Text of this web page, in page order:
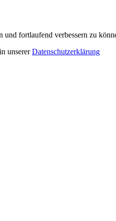
und fortlaufend verbessern zu
unsererDatenschutzerklärung